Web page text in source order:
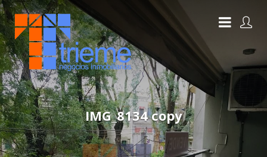
IMG_8134 copy